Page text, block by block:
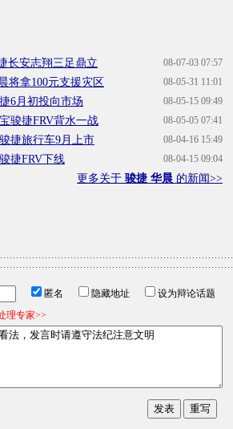
08-07-03 07:57
长安志翔三足鼎立
08-05-31 11:01
将拿100元支援灾区
08-05-15 09:49
6月初投向市场
08-05-05 07:41
骏捷FRV背水一战
08-04-16 15:49
捷旅行车9月上市
08-04-15 09:04
捷FRV下线
更多关于 骏捷 华晨 的新闻>>
匿名 隐藏地址
设为辩论话题
理专家>>